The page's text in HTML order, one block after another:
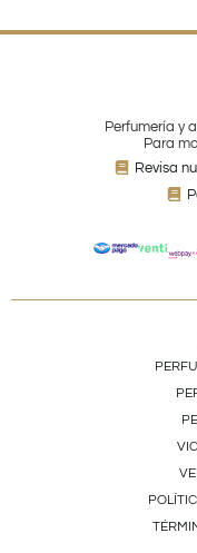
Perfumería y
Para
Revisa